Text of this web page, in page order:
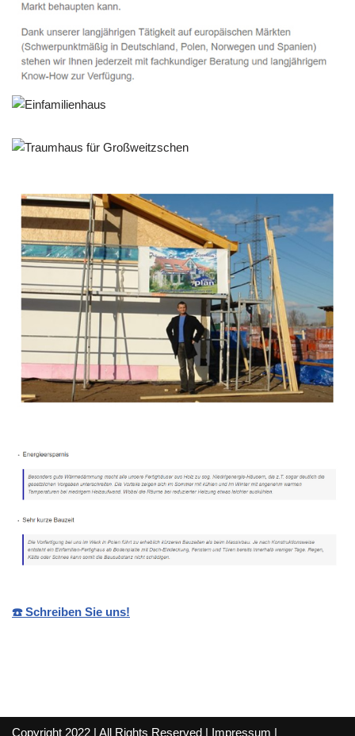
☎️ Schreiben Sie uns!
Copyright 2022 | All Rights Reserved | Impressum |